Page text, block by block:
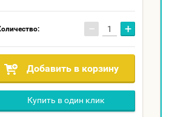
− +
Добавить в корзину
Купить в один клик